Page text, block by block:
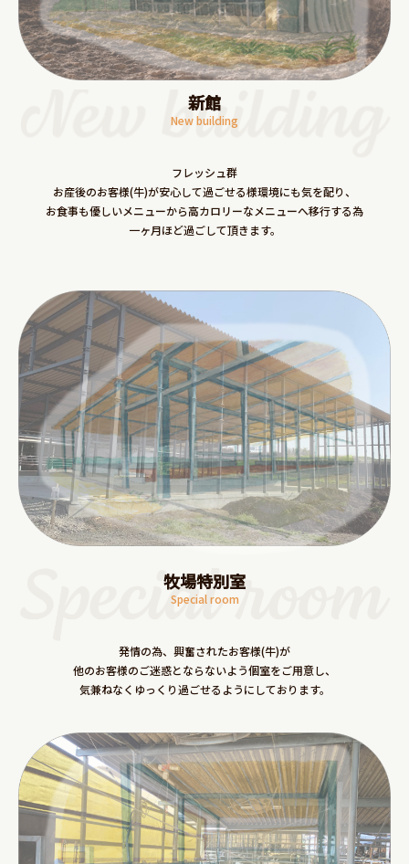
新館
New building
フレッシュ群
お産後のお客様(牛)が安心して過ごせる様環境にも気を配り、
お食事も優しいメニューから高カロリーなメニューへ移行する為
一ヶ月ほど過ごして頂きます。
牧場特別室
Special room
発情の為、興奮されたお客様(牛)が
他のお客様のご迷惑とならないよう個室をご用意し、
気兼ねなくゆっくり過ごせるようにしております。